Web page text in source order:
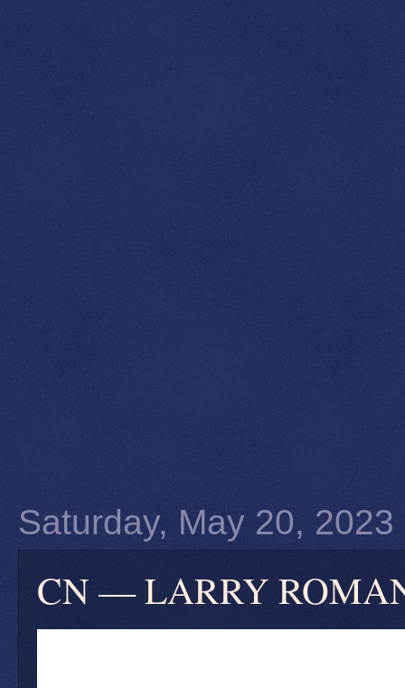
Saturday, May 20, 2023
CN — LARRY